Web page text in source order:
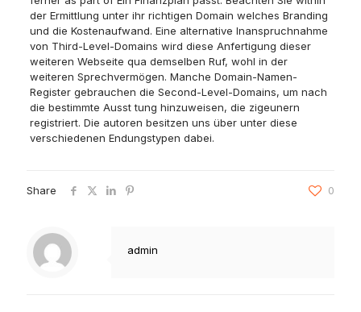
der Ermittlung unter ihr richtigen Domain welches Branding
und die Kostenaufwand. Eine alternative Inanspruchnahme
von Third-Level-Domains wird diese Anfertigung dieser
weiteren Webseite qua demselben Ruf, wohl in der
weiteren Sprechvermögen. Manche Domain-Namen-
Register gebrauchen die Second-Level-Domains, um nach
die bestimmte Ausst tung hinzuweisen, die zigeunern
registriert. Die autoren besitzen uns über unter diese
verschiedenen Endungstypen dabei.
Share 0
admin